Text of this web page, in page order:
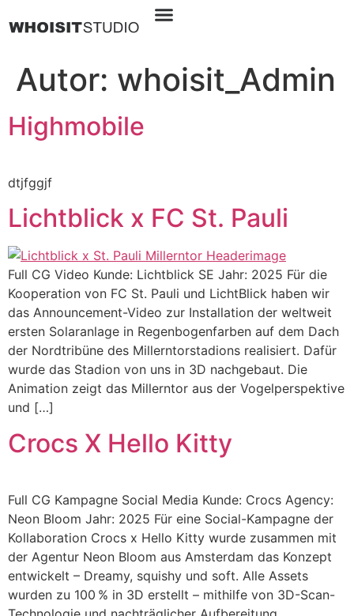
Autor: whoisit_Admin
Highmobile
dtjfggjf
Lichtblick x FC St. Pauli
Full CG Video Kunde: Lichtblick SE Jahr: 2025 Für die
Kooperation von FC St. Pauli und LichtBlick haben wir
das Announcement-Video zur Installation der weltweit
ersten Solaranlage in Regenbogenfarben auf dem Dach
der Nordtribüne des Millerntorstadions realisiert. Dafür
wurde das Stadion von uns in 3D nachgebaut. Die
Animation zeigt das Millerntor aus der Vogelperspektive
und […]
Crocs X Hello Kitty
Full CG Kampagne Social Media Kunde: Crocs Agency:
Neon Bloom Jahr: 2025 Für eine Social-Kampagne der
Kollaboration Crocs x Hello Kitty wurde zusammen mit
der Agentur Neon Bloom aus Amsterdam das Konzept
entwickelt – Dreamy, squishy und soft. Alle Assets
wurden zu 100 % in 3D erstellt – mithilfe von 3D-Scan-